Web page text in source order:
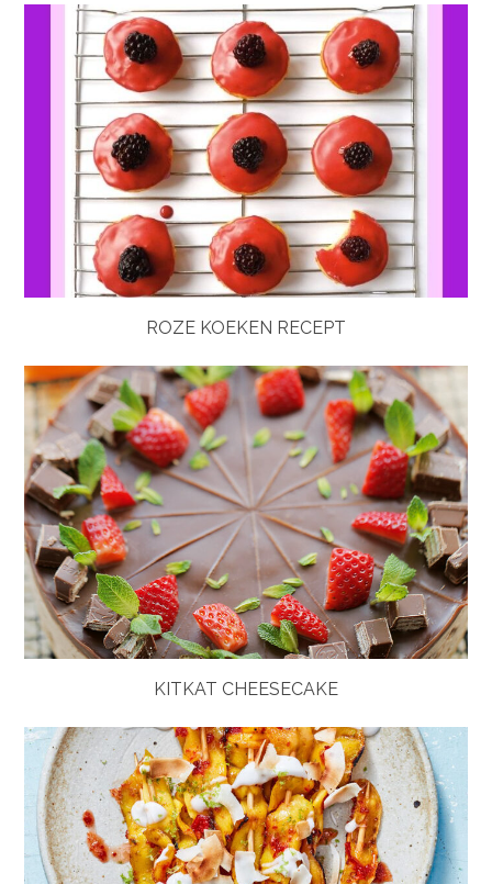
ROZE KOEKEN RECEPT
KITKAT CHEESECAKE